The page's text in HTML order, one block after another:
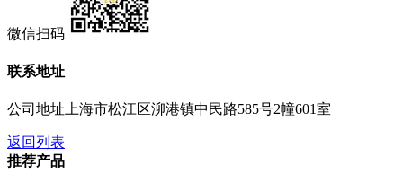
微信扫码
联系地址
公司地址上海市松江区泖港镇中民路585号2幢601室
返回列表
推荐产品